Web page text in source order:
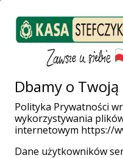
Strona główna Finanse
Wcześniejsza spłata kredytu
Dbamy o
Polityka Prywatności
wykorzystywania
internetowym https://
Dane użytkowników